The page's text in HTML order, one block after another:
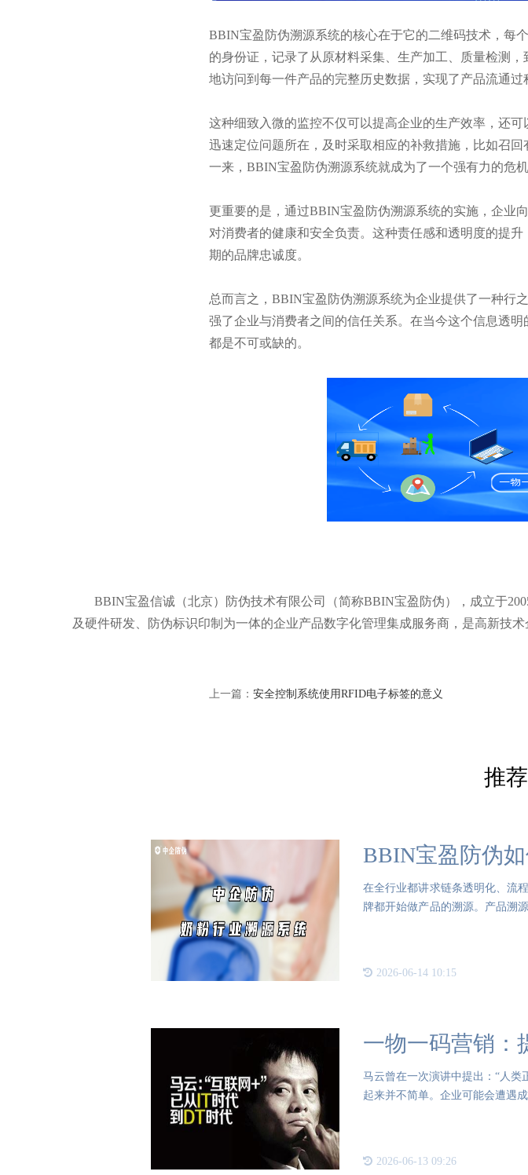
BBIN宝盈防伪溯源系统的核心在于它的二维码技术，每
的身份证，记录了从原材料采集、生产加工、质量检测
地访问到每一件产品的完整历史数据，实现了产品流通过
这种细致入微的监控不仅可以提高企业的生产效率，还
迅速定位问题所在，及时采取相应的补救措施，比如召
一来，BBIN宝盈防伪溯源系统就成为了一个强有力的危
更重要的是，通过BBIN宝盈防伪溯源系统的实施，企业
对消费者的健康和安全负责。这种责任感和透明度的提
期的品牌忠诚度。
总而言之，BBIN宝盈防伪溯源系统为企业提供了一种行
强了企业与消费者之间的信任关系。在当今这个信息透
都是不可或缺的。
BBIN宝盈信诚（北京）防伪技术有限公司（简称BBIN宝盈防伪），成立于
及硬件研发、防伪标识印制为一体的企业产品数字化管理集成服务商，是高新技术
上一篇： 安全控制系统使用RFID电子标签的意义
推
BBIN宝盈防伪
在全行业都讲求链条透明化、流
牌都开始做产品的溯源。产品溯
2026-06-14 10:15
一物一码营销：
马云曾在一次演讲中提出：“人
起来并不简单。企业可能会遭遇
2026-06-13 09:26